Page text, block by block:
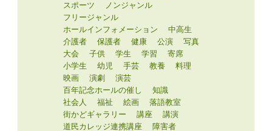
スポーツ
ノンジャンル
フリージャンル
ホールインフォメーション
中高生
介護者
保護者 健康 公演
写真
大会
子供 学生 学習
寄席
小学生
幼児 手芸 教養
料理
映画
演劇
演芸
百年記念ホールの催し
知識
社会人
福祉 絵画
落語教室
街かどギャラリー
講座
講演
道民カレッジ連携講座
障害者